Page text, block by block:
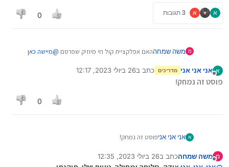
א א 3 תגובות 0
מ משה שמחההאם אפלקציית קול חי מיוזיק שפרסם @מיישה כאן
א
מנותק
אני אני אני מדריכים כתב ב26 ביולי 2023, 12:17
נערך לאחרונה על ידי
פוסט זה נמחק!
0
א אני אני אניפוסט זה נמחק!
מ
מנותק
משה שמחהכתב ב26 ביולי 2023, 12:35
נערך לאחרונה על ידי משה שמחה